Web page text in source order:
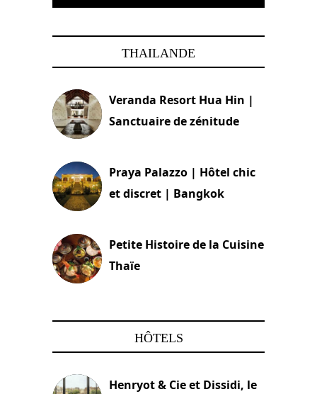
THAILANDE
Veranda Resort Hua Hin |
Sanctuaire de zénitude
Praya Palazzo | Hôtel chic
et discret | Bangkok
Petite Histoire de la Cuisine
Thaïe
HÔTELS
Henryot & Cie et Dissidi, le